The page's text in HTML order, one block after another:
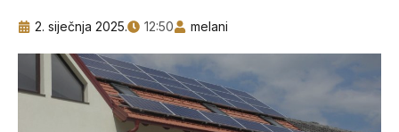
2. siječnja 2025. 12:50 melani